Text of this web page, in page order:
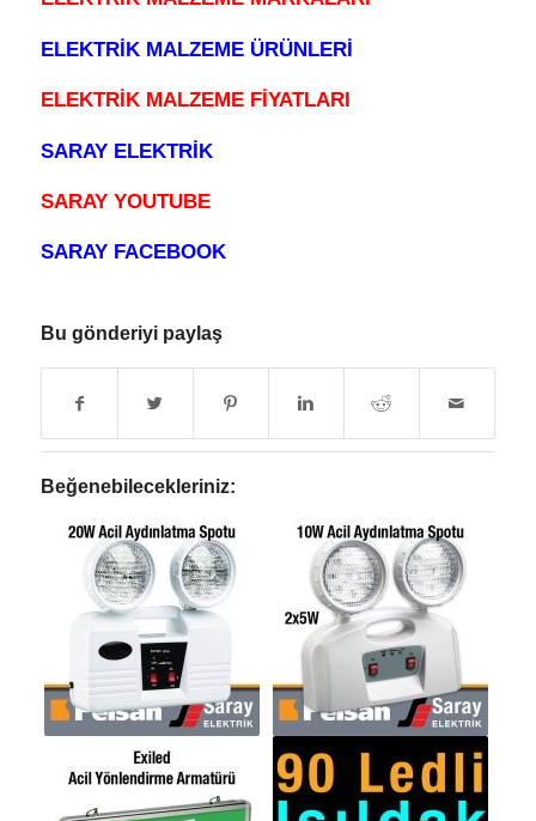
ELEKTRİK MALZEME ÜRÜNLERİ
ELEKTRİK MALZEME FİYATLARI
SARAY ELEKTRİK
SARAY YOUTUBE
SARAY FACEBOOK
Bu gönderiyi paylaş
Beğenebilecekleriniz: